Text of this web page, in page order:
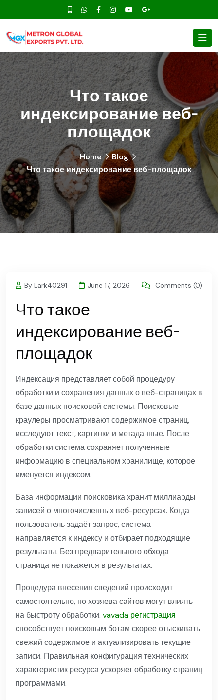
Что такое
индексирование веб-
площадок
Home
Blog
Что такое индексирование веб-площадок
By Lark40291 June 17, 2026 Comments (0)
Что такое
индексирование веб-
площадок
Индексация представляет собой процедуру
обработки и сохранения данных о веб-страницах в
базе данных поисковой системы. Поисковые
краулеры просматривают содержимое страниц,
исследуют текст, картинки и метаданные. После
обработки система сохраняет полученные
информацию в специальном хранилище, которое
именуется индексом.
База информации поисковика хранит миллиарды
записей о многочисленных веб-ресурсах. Когда
пользователь задаёт запрос, система
направляется к индексу и отбирает подходящие
результаты. Без предварительного обхода
страница не покажется в результатах.
Процедура внесения сведений происходит
самостоятельно, но хозяева сайтов могут влиять
на быстроту обработки. vavada регистрация
способствует поисковым ботам скорее отыскивать
свежий содержимое и актуализировать текущие
записи. Правильная конфигурация технических
характеристик ресурса ускоряет обработку страниц
программами.